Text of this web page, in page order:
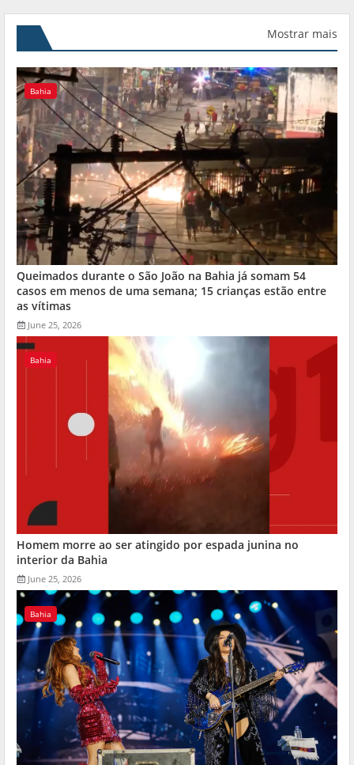
Mostrar mais
Bahia
Queimados durante o São João na Bahia já somam 54
casos em menos de uma semana; 15 crianças estão entre
as vítimas
June 25, 2026
Bahia
Homem morre ao ser atingido por espada junina no
interior da Bahia
June 25, 2026
Bahia